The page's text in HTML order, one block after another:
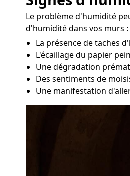
Le problème d'humidité
d'humidité dans vos murs :
La présence de taches
L'écaillage du papier
Une dégradation
Des sentiments de
Une manifestation